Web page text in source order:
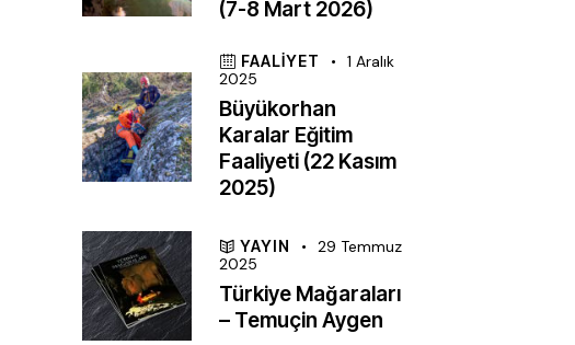
(7-8 Mart 2026)
FAALIYET
1 Aralık
2025
Büyükorhan
Karalar Eğitim
Faaliyeti (22 Kasım
2025)
YAYIN
29 Temmuz
2025
Türkiye Mağaraları
– Temuçin Aygen